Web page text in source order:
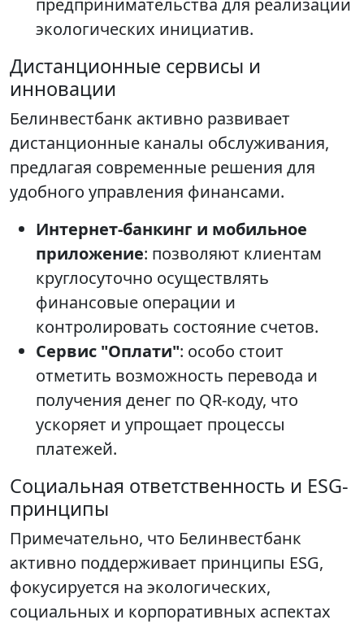
предпринимательства для реализации
экологических инициатив.
Дистанционные сервисы и
инновации
Белинвестбанк активно развивает
дистанционные каналы обслуживания,
предлагая современные решения для
удобного управления финансами.
Интернет-банкинг и мобильное
приложение: позволяют клиентам
круглосуточно осуществлять
финансовые операции и
контролировать состояние счетов.
Сервис "Оплати": особо стоит
отметить возможность перевода и
получения денег по QR-коду, что
ускоряет и упрощает процессы
платежей.
Социальная ответственность и ESG-
принципы
Примечательно, что Белинвестбанк
активно поддерживает принципы ESG,
фокусируется на экологических,
социальных и корпоративных аспектах